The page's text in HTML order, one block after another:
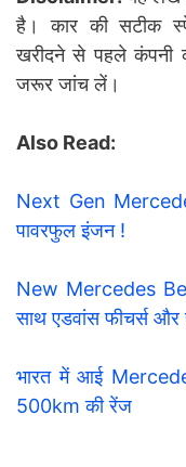
है। कार की सटीक
खरीदने से पहले कंपनी
जरूर जांच लें।
Also Read:
Next Gen
पावरफुल इंजन !
New Mercedes
साथ एडवांस फीचर्स और
भारत में आई
500km की रेंज